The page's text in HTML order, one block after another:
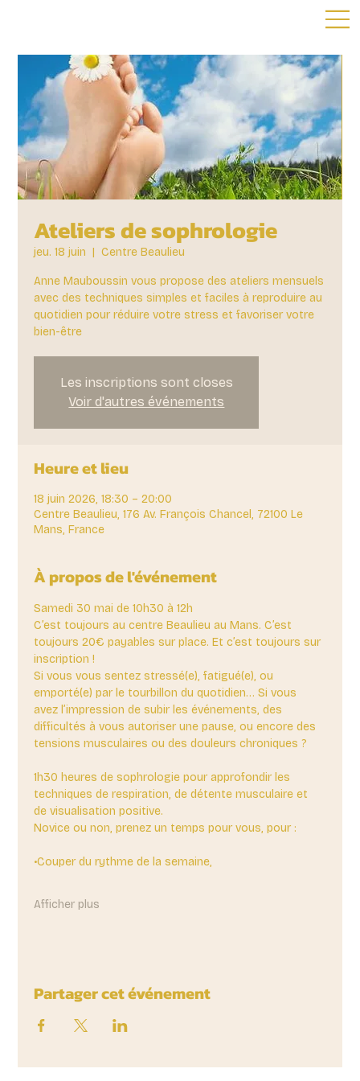
Ateliers de sophrologie
jeu. 18 juin
  |
Centre Beaulieu
Anne Mauboussin vous propose des ateliers mensuels
avec des techniques simples et faciles à reproduire au
quotidien pour réduire votre stress et favoriser votre
bien-être
Les inscriptions sont closes
Voir d'autres événements
Heure et lieu
18 juin 2026, 18:30 – 20:00
Centre Beaulieu, 176 Av. François Chancel, 72100 Le
Mans, France
À propos de l'événement
Samedi 30 mai de 10h30 à 12h
C’est toujours au centre Beaulieu au Mans. C’est
toujours 20€ payables sur place. Et c’est toujours sur
inscription !
Si vous vous sentez stressé(e), fatigué(e), ou
emporté(e) par le tourbillon du quotidien… Si vous
avez l’impression de subir les événements, des
difficultés à vous autoriser une pause, ou encore des
tensions musculaires ou des douleurs chroniques ?
1h30 heures de sophrologie pour approfondir les
techniques de respiration, de détente musculaire et
de visualisation positive.
Novice ou non, prenez un temps pour vous, pour :
•Couper du rythme de la semaine,
Afficher plus
Partager cet événement